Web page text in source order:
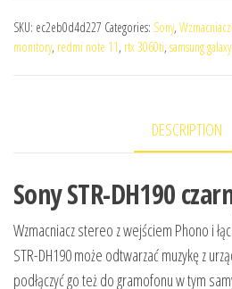
SKU: ec2eb0d4d227 Categories: Sony,
monitory, redmi note 11, rtx 3060ti, samsung
DESCRIPTION
Sony STR-DH190
Wzmacniacz stereo z wejściem Phono i
STR-DH190 może odtwarzać muzykę z
podłączyć go też do gramofonu w tym